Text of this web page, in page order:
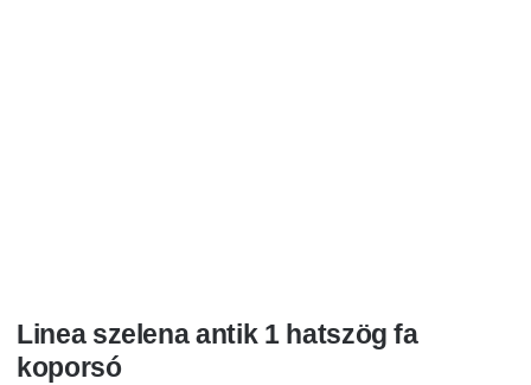
Linea szelena antik 1 hatszög fa
koporsó